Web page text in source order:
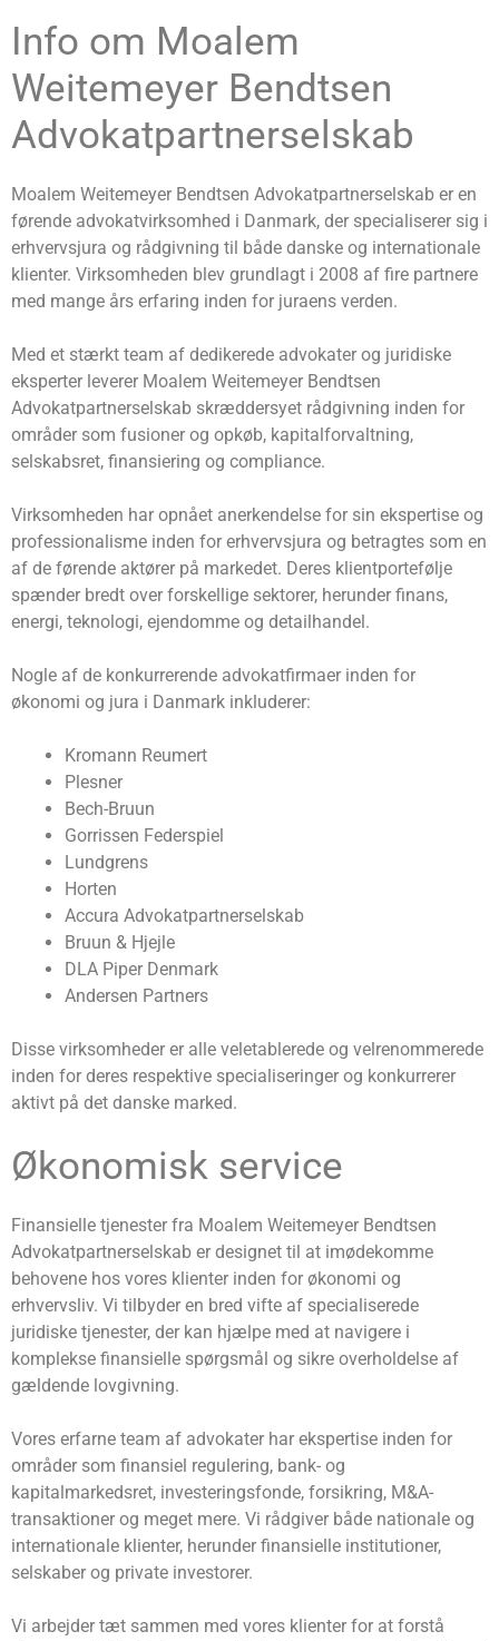
Info om Moalem
Weitemeyer Bendtsen
Advokatpartnerselskab
Moalem Weitemeyer Bendtsen Advokatpartnerselskab er en
førende advokatvirksomhed i Danmark, der specialiserer sig i
erhvervsjura og rådgivning til både danske og internationale
klienter. Virksomheden blev grundlagt i 2008 af fire partnere
med mange års erfaring inden for juraens verden.
Med et stærkt team af dedikerede advokater og juridiske
eksperter leverer Moalem Weitemeyer Bendtsen
Advokatpartnerselskab skræddersyet rådgivning inden for
områder som fusioner og opkøb, kapitalforvaltning,
selskabsret, finansiering og compliance.
Virksomheden har opnået anerkendelse for sin ekspertise og
professionalisme inden for erhvervsjura og betragtes som en
af de førende aktører på markedet. Deres klientportefølje
spænder bredt over forskellige sektorer, herunder finans,
energi, teknologi, ejendomme og detailhandel.
Nogle af de konkurrerende advokatfirmaer inden for
økonomi og jura i Danmark inkluderer:
Kromann Reumert
Plesner
Bech-Bruun
Gorrissen Federspiel
Lundgrens
Horten
Accura Advokatpartnerselskab
Bruun & Hjejle
DLA Piper Denmark
Andersen Partners
Disse virksomheder er alle veletablerede og velrenommerede
inden for deres respektive specialiseringer og konkurrerer
aktivt på det danske marked.
Økonomisk service
Finansielle tjenester fra Moalem Weitemeyer Bendtsen
Advokatpartnerselskab er designet til at imødekomme
behovene hos vores klienter inden for økonomi og
erhvervsliv. Vi tilbyder en bred vifte af specialiserede
juridiske tjenester, der kan hjælpe med at navigere i
komplekse finansielle spørgsmål og sikre overholdelse af
gældende lovgivning.
Vores erfarne team af advokater har ekspertise inden for
områder som finansiel regulering, bank- og
kapitalmarkedsret, investeringsfonde, forsikring, M&A-
transaktioner og meget mere. Vi rådgiver både nationale og
internationale klienter, herunder finansielle institutioner,
selskaber og private investorer.
Vi arbejder tæt sammen med vores klienter for at forstå